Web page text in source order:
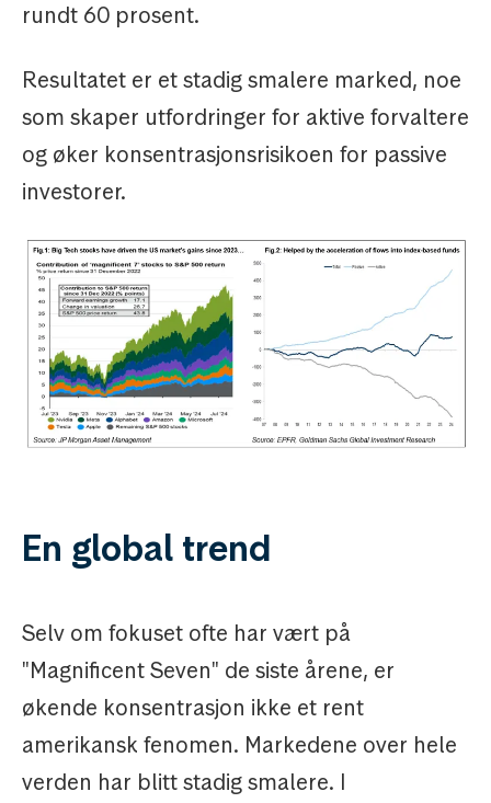
rundt 60 prosent.
Resultatet er et stadig smalere marked, noe
som skaper utfordringer for aktive forvaltere
og øker konsentrasjonsrisikoen for passive
investorer.
En global trend
Selv om fokuset ofte har vært på
"Magnificent Seven" de siste årene, er
økende konsentrasjon ikke et rent
amerikansk fenomen. Markedene over hele
verden har blitt stadig smalere. I